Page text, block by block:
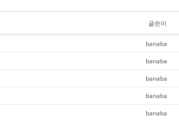
글쓴이
banaba
banaba
banaba
banaba
banaba